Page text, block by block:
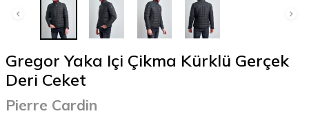
Gregor Yaka Içi Çikma Kürklü Gerçek
Deri Ceket
Pierre Cardin